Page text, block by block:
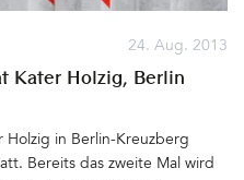
24. Aug. 2013
Kater Holzig, Berlin
in Berlin-Kreuzberg
Bereits das zweite Mal wird